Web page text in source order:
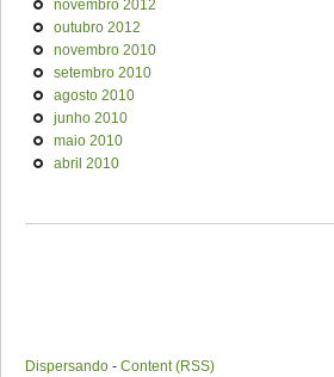
novembro 2012
outubro 2012
novembro 2010
setembro 2010
agosto 2010
junho 2010
maio 2010
abril 2010
Dispersando - Content (RSS)